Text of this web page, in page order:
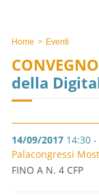
Home > Eventi
della
14/09/2017 14:30
Palacongressi
FINO A N. 4 CFP